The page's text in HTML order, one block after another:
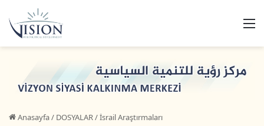
Anasayfa/ DOSYALAR/İsrail Araştırmaları